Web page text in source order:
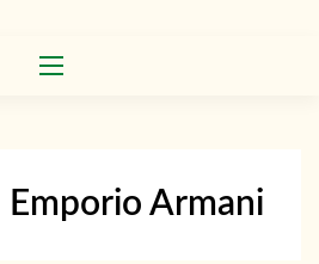
Emporio Armani